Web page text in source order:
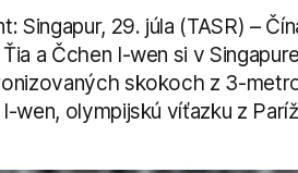
Singapur, 29. júla (TASR) –
a Čchen I-wen si v
skokoch z 3-
wen, olympijskú víťazku z